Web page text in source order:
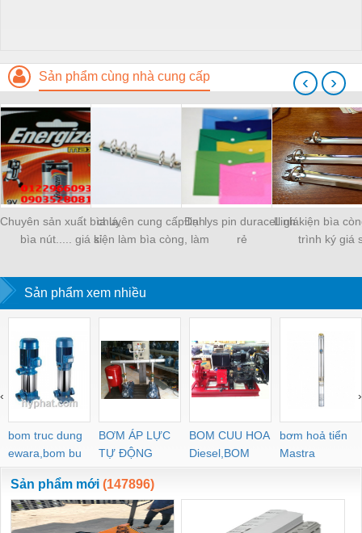
Sản phẩm cùng nhà cung cấp
Chuyên sản xuất bìa lá,
bìa nút..... giá sỉ
chuyên cung cấp linh
kiện làm bìa còng, làm
Đại lys pin duracell giá
rẻ
Linh kiện bìa
trình ký giá
‹ ›
Sản phẩm xem nhiều
bom truc dung
ewara,bom bu
ewara
BƠM ÁP LỰC
TỰ ĐỘNG
BOM CUU HOA
Diesel,BOM
CHUA CHAY
bơm hoả tiển
Mastra
‹ ›
Sản phẩm mới (147896)